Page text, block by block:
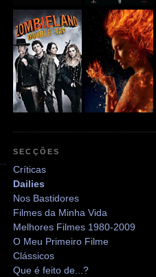
SECÇÕES
Críticas
Dailies
Nos Bastidores
Filmes da Minha Vida
Melhores Filmes 1980-2009
O Meu Primeiro Filme
Clássicos
Que é feito de...?